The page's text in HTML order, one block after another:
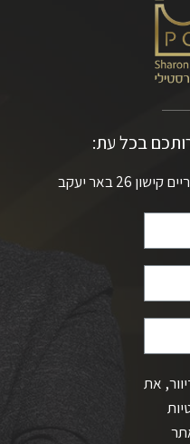
בכל עת:
קישון 26 באר יעקב
את